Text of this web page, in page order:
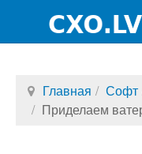
Главная Софт
Приделаем